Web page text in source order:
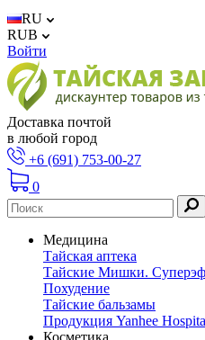
RU
RUB
Войти
Доставка почтой
в любой город
+6 (691) 753-00-27
0
Медицина
Тайская аптека
Тайские Мишки.
Похудение
Тайские бальзамы
Продукция Yanhee
Косметика